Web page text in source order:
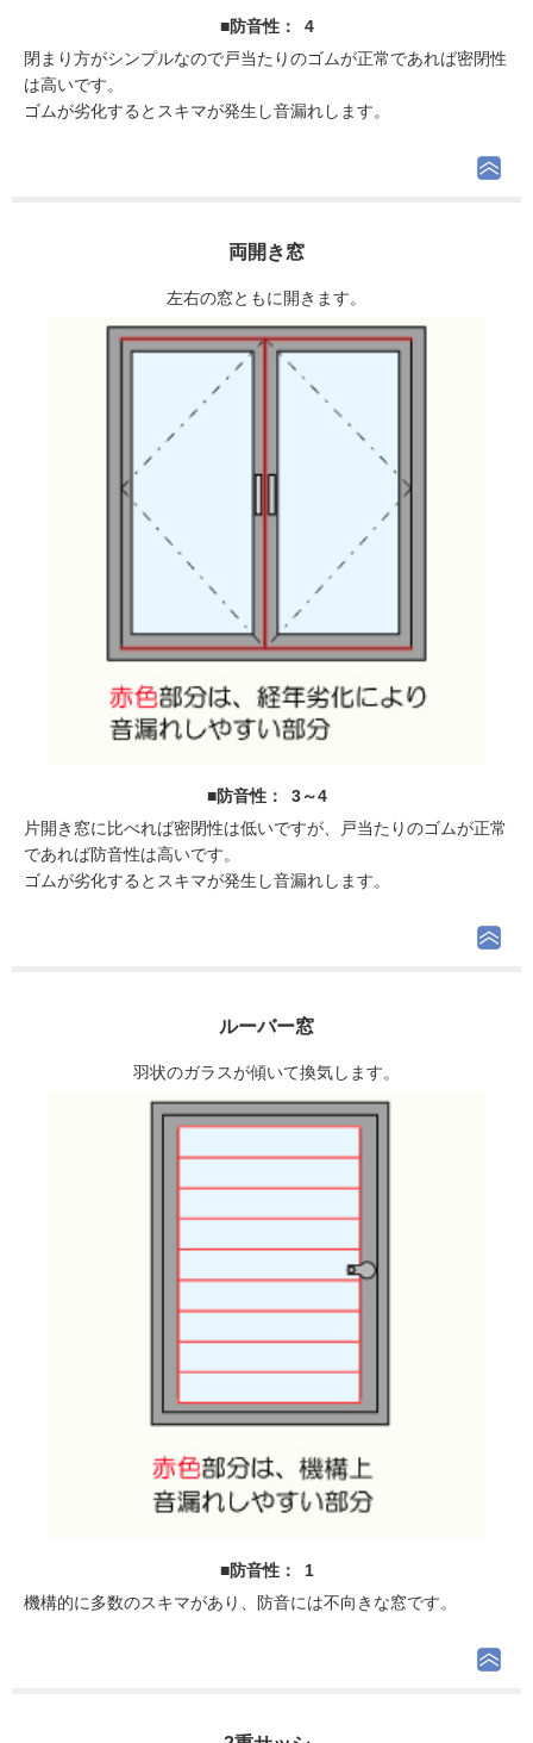
■防音性： 4
閉まり方がシンプルなので戸当たりのゴムが正常であれば密閉性
は高いです。
ゴムが劣化するとスキマが発生し音漏れします。
両開き窓
左右の窓ともに開きます。
■防音性： 3～4
片開き窓に比べれば密閉性は低いですが、戸当たりのゴムが正常
であれば防音性は高いです。
ゴムが劣化するとスキマが発生し音漏れします。
ルーバー窓
羽状のガラスが傾いて換気します。
■防音性： 1
機構的に多数のスキマがあり、防音には不向きな窓です。